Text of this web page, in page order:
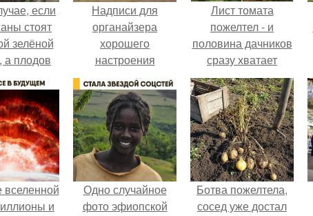
если
стоят
зелёной
а плодов
видно -
тут
Надписи для
органайзера
хорошего
настроения
распечатать. Идеи
"Органайзеров
Хорошего
Настроения" с
примерами
подарочков.
Лист томата
пожелтел - и
половина дачников
сразу хватает
удобрение.
и
Одно случайное
фото эфиопской
Ботва пожелтела,
сосед уже достал